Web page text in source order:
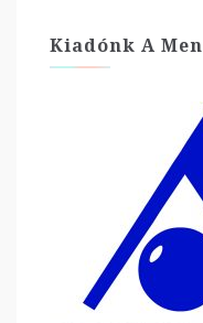
Kiadónk A